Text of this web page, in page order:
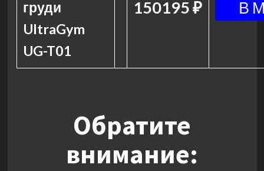
груди
UltraGym
UG-T01
150195 ₽
Обратите
внимание: